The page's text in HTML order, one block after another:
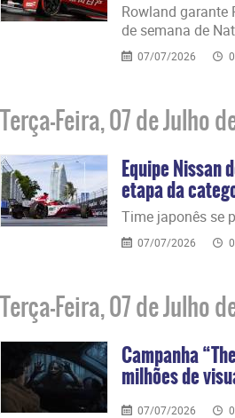
Rowland
de semana de
07/07/2026
Terça-Feira, 07 de Julho
Equipe Nissan
etapa da
Time japonês se
07/07/2026
Terça-Feira, 07 de Julho
Campanha
milhões de
07/07/2026